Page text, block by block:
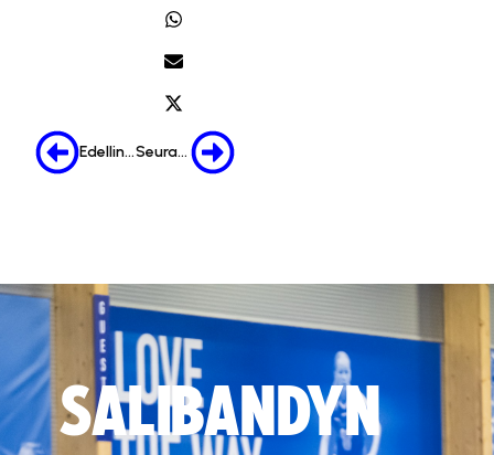
Edellinen Seuraava
SALIBANDYN